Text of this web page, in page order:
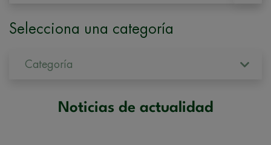
Selecciona una categoría
Categoría
Noticias de actualidad